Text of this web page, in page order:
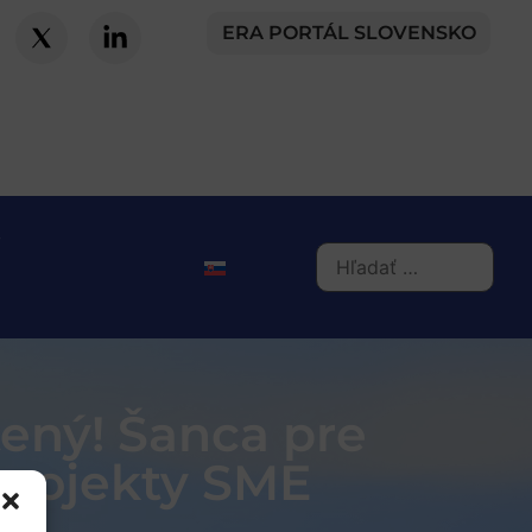
ERA PORTÁL SLOVENSKO
Šanca pre
SME